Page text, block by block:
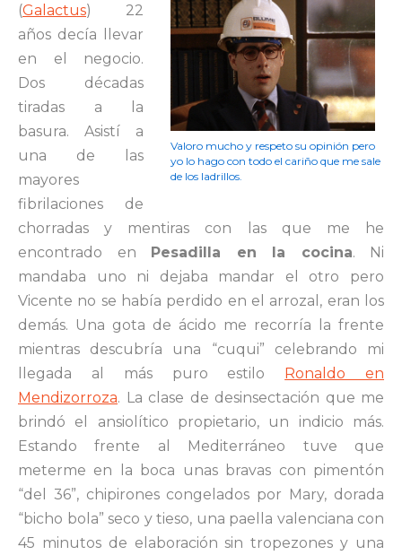
Valoro mucho y respeto su opinión pero
yo lo hago con todo el cariño que me sale
de los ladrillos.
(Galactus) 22
años decía llevar
en el negocio.
Dos décadas
tiradas a la
basura. Asistí a
una de las
mayores
fibrilaciones de
chorradas y mentiras con las que me he
encontrado en Pesadilla en la cocina. Ni
mandaba uno ni dejaba mandar el otro pero
Vicente no se había perdido en el arrozal, eran los
demás. Una gota de ácido me recorría la frente
mientras descubría una “cuqui” celebrando mi
llegada al más puro estilo Ronaldo en
Mendizorroza. La clase de desinsectación que me
brindó el ansiolítico propietario, un indicio más.
Estando frente al Mediterráneo tuve que
meterme en la boca unas bravas con pimentón
“del 36”, chipirones congelados por Mary, dorada
“bicho bola” seco y tieso, una paella valenciana con
45 minutos de elaboración sin tropezones y una